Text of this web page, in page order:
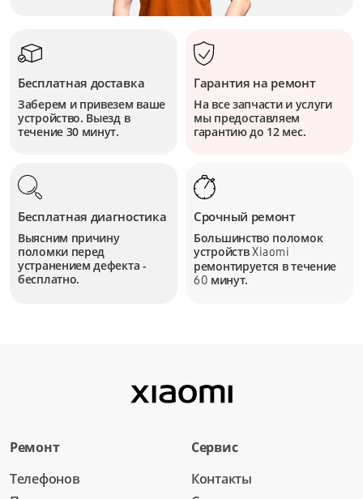
Бесплатная доставка
Заберем и привезем ваше
устройство. Выезд в
течение 30 минут.
Гарантия на ремонт
На все запчасти и услуги
мы предоставляем
гарантию до 12 мес.
Бесплатная диагностика
Выясним причину
поломки перед
устранением дефекта -
бесплатно.
Срочный ремонт
Большинство поломок
устройствXiaomi
ремонтируется в течение
60 минут.
Ремонт
Телефонов
Сервис
Контакты